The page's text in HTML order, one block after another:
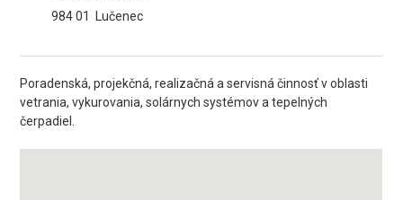
984 01
Lučenec
Poradenská, projekčná, realizačná a servisná činnosť v oblasti
vetrania, vykurovania, solárnych systémov a tepelných
čerpadiel.